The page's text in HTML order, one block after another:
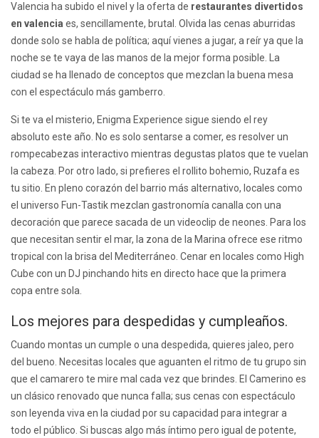
Valencia ha subido el nivel y la oferta de restaurantes divertidos
en valencia es, sencillamente, brutal. Olvida las cenas aburridas
donde solo se habla de política; aquí vienes a jugar, a reír ya que la
noche se te vaya de las manos de la mejor forma posible. La
ciudad se ha llenado de conceptos que mezclan la buena mesa
con el espectáculo más gamberro.
Si te va el misterio, Enigma Experience sigue siendo el rey
absoluto este año. No es solo sentarse a comer, es resolver un
rompecabezas interactivo mientras degustas platos que te vuelan
la cabeza. Por otro lado, si prefieres el rollito bohemio, Ruzafa es
tu sitio. En pleno corazón del barrio más alternativo, locales como
el universo Fun-Tastik mezclan gastronomía canalla con una
decoración que parece sacada de un videoclip de neones. Para los
que necesitan sentir el mar, la zona de la Marina ofrece ese ritmo
tropical con la brisa del Mediterráneo. Cenar en locales como High
Cube con un DJ pinchando hits en directo hace que la primera
copa entre sola.
Los mejores para despedidas y cumpleaños.
Cuando montas un cumple o una despedida, quieres jaleo, pero
del bueno. Necesitas locales que aguanten el ritmo de tu grupo sin
que el camarero te mire mal cada vez que brindes. El Camerino es
un clásico renovado que nunca falla; sus cenas con espectáculo
son leyenda viva en la ciudad por su capacidad para integrar a
todo el público. Si buscas algo más íntimo pero igual de potente,